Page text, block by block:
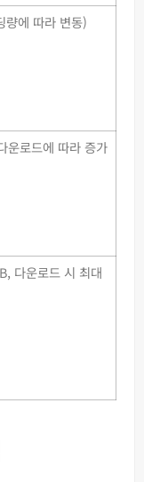
에 따라 변동)
운로드에 따라 증가
다운로드 시 최대